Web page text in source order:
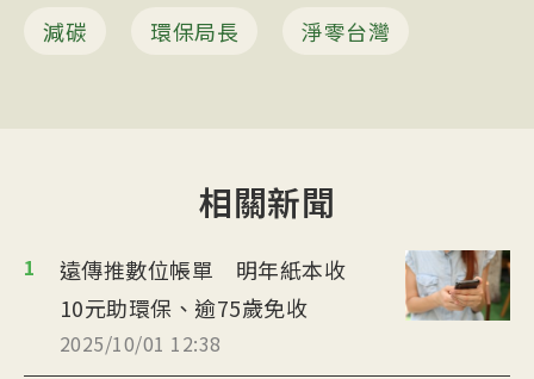
減碳
環保局長 淨零台灣
相關新聞
1
遠傳推數位帳單 明年紙本收
10元助環保、逾75歲免收
2025/10/01 12:38